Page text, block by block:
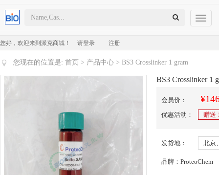
您好，欢迎来到派克商城！ 请登录 注册
Toggle
您现在的位置是: 首页 > 产品中心 > BS3 Crosslinker 1 gram
BS3 Crosslinker 1
会员价：
优惠活动： 赠送
发货地： 北京
品牌：ProteoChem